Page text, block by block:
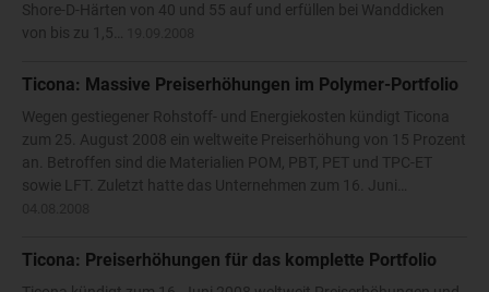
Shore-D-Härten von 40 und 55 auf und erfüllen bei Wanddicken
von bis zu 1,5…
Ticona: Massive Preiserhöhungen im Polymer-Portfolio
Wegen gestiegener Rohstoff- und Energiekosten kündigt Ticona
zum 25. August 2008 ein weltweite Preiserhöhung von 15 Prozent
an. Betroffen sind die Materialien POM, PBT, PET und TPC-ET
sowie LFT. Zuletzt hatte das Unternehmen zum 16. Juni…
Ticona: Preiserhöhungen für das komplette Portfolio